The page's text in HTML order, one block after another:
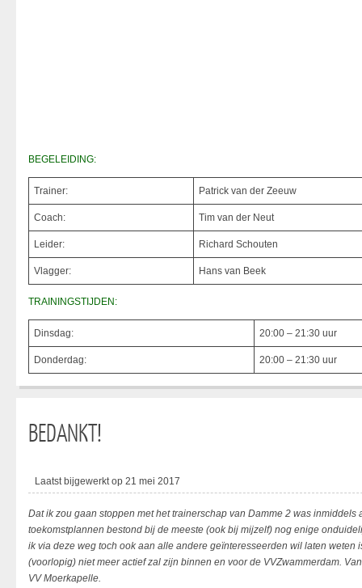
BEGELEIDING:
Trainer: Patrick van der Zeeuw
Coach: Tim van der Neut
Leider: Richard Schouten
Vlagger: Hans van Beek
TRAININGSTIJDEN:
Dinsdag: 20:00 – 21:30 uur
Donderdag: 20:00 – 21:30 uur
BEDANKT!
Laatst bijgewerkt op 21 mei 2017
Dat ik zou gaan stoppen met het trainerschap van Damme 2 was
toekomstplannen bestond bij de meeste (ook bij mijzelf) nog enige
ik via deze weg toch ook aan alle andere geïnteresseerden wil laten weten
(voorlopig) niet meer actief zal zijn binnen en voor de VVZwammerdam.
VV Moerkapelle.